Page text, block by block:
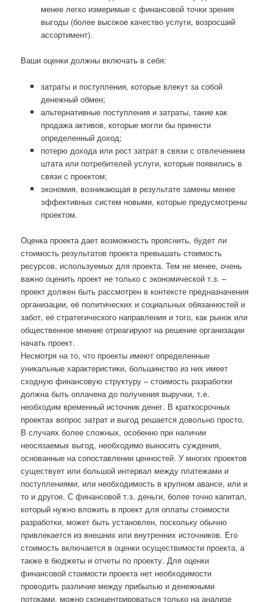
менее легко измеримые с финансовой точки зрения
выгоды (более высокое качество услуги, возросший
ассортимент).
Ваши оценки должны включать в себя:
затраты и поступления, которые влекут за собой
денежный обмен;
альтернативные поступления и затраты, такие как
продажа активов, которые могли бы принести
определенный доход;
потерю дохода или рост затрат в связи с отвлечением
штата или потребителей услуги, которые появились в
связи с проектом;
экономия, возникающая в результате замены менее
эффективных систем новыми, которые предусмотрены
проектом.
Оценка проекта дает возможность прояснить, будет ли
стоимость результатов проекта превышать стоимость
ресурсов, используемых для проекта. Тем не менее, очень
важно оценить проект не только с экономической т.з. –
проект должен быть рассмотрен в контексте предназначения
организации, её политических и социальных обязанностей и
забот, её стратегического направления и того, как рынок или
общественное мнение отреагируют на решение организации
начать проект.
Несмотря на то, что проекты имеют определенные
уникальные характеристики, большинство из них имеет
сходную финансовую структуру – стоимость разработки
должна быть оплачена до получения выручки, т.е.
необходим временный источник денег. В краткосрочных
проектах вопрос затрат и выгод решается довольно просто.
В случаях более сложных, особенно при наличии
неосязаемых выгод, необходимо выносить суждения,
основанные на сопоставлении ценностей. У многих проектов
существует или большой интервал между платежами и
поступлениями, или необходимость в крупном авансе, или и
то и другое. С финансовой т.з. деньги, более точно капитал,
который нужно вложить в проект для оплаты стоимости
разработки, может быть установлен, поскольку обычно
привлекается из внешних или внутренних источников. Его
стоимость включается в оценки осуществимости проекта, а
также в бюджеты и отчеты по проекту. Для оценки
финансовой стоимости проекта нет необходимости
проводить различие между прибылью и денежными
потоками, можно сконцентрироваться только на анализе